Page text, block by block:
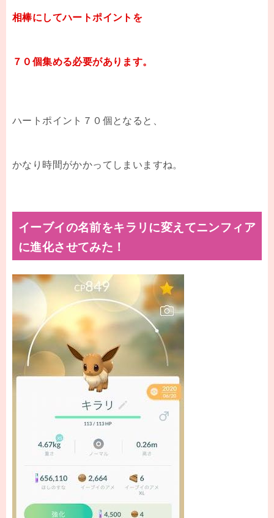
相棒にしてハートポイントを
７０個集める必要があります。
ハートポイント７０個となると、
かなり時間がかかってしまいますね。
イーブイの名前をキラリに変えてニンフィア
に進化させてみた！